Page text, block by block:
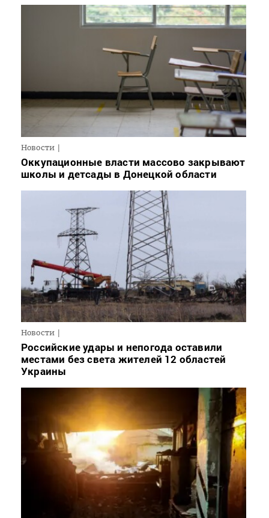
Новости
Оккупационные власти массово закрывают
школы и детсады в Донецкой области
Новости
Российские удары и непогода оставили
местами без света жителей 12 областей
Украины